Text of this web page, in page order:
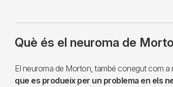
Què és el neuroma de
El neuroma de Morton, també conegut com a
que es produeix per un problema en els